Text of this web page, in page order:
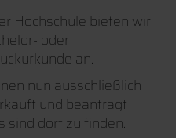
Hochschule bieten wir
oder
an.
nun ausschließlich
und beantragt
sind dort zu finden.